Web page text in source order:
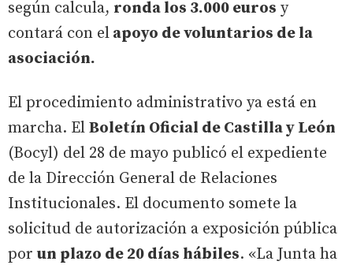
según calcula, ronda los 3.000 euros y
contará con el apoyo de voluntarios de la
asociación.
El procedimiento administrativo ya está en
marcha. El Boletín Oficial de Castilla y León
(Bocyl) del 28 de mayo publicó el expediente
de la Dirección General de Relaciones
Institucionales. El documento somete la
solicitud de autorización a exposición pública
por un plazo de 20 días hábiles. «La Junta ha